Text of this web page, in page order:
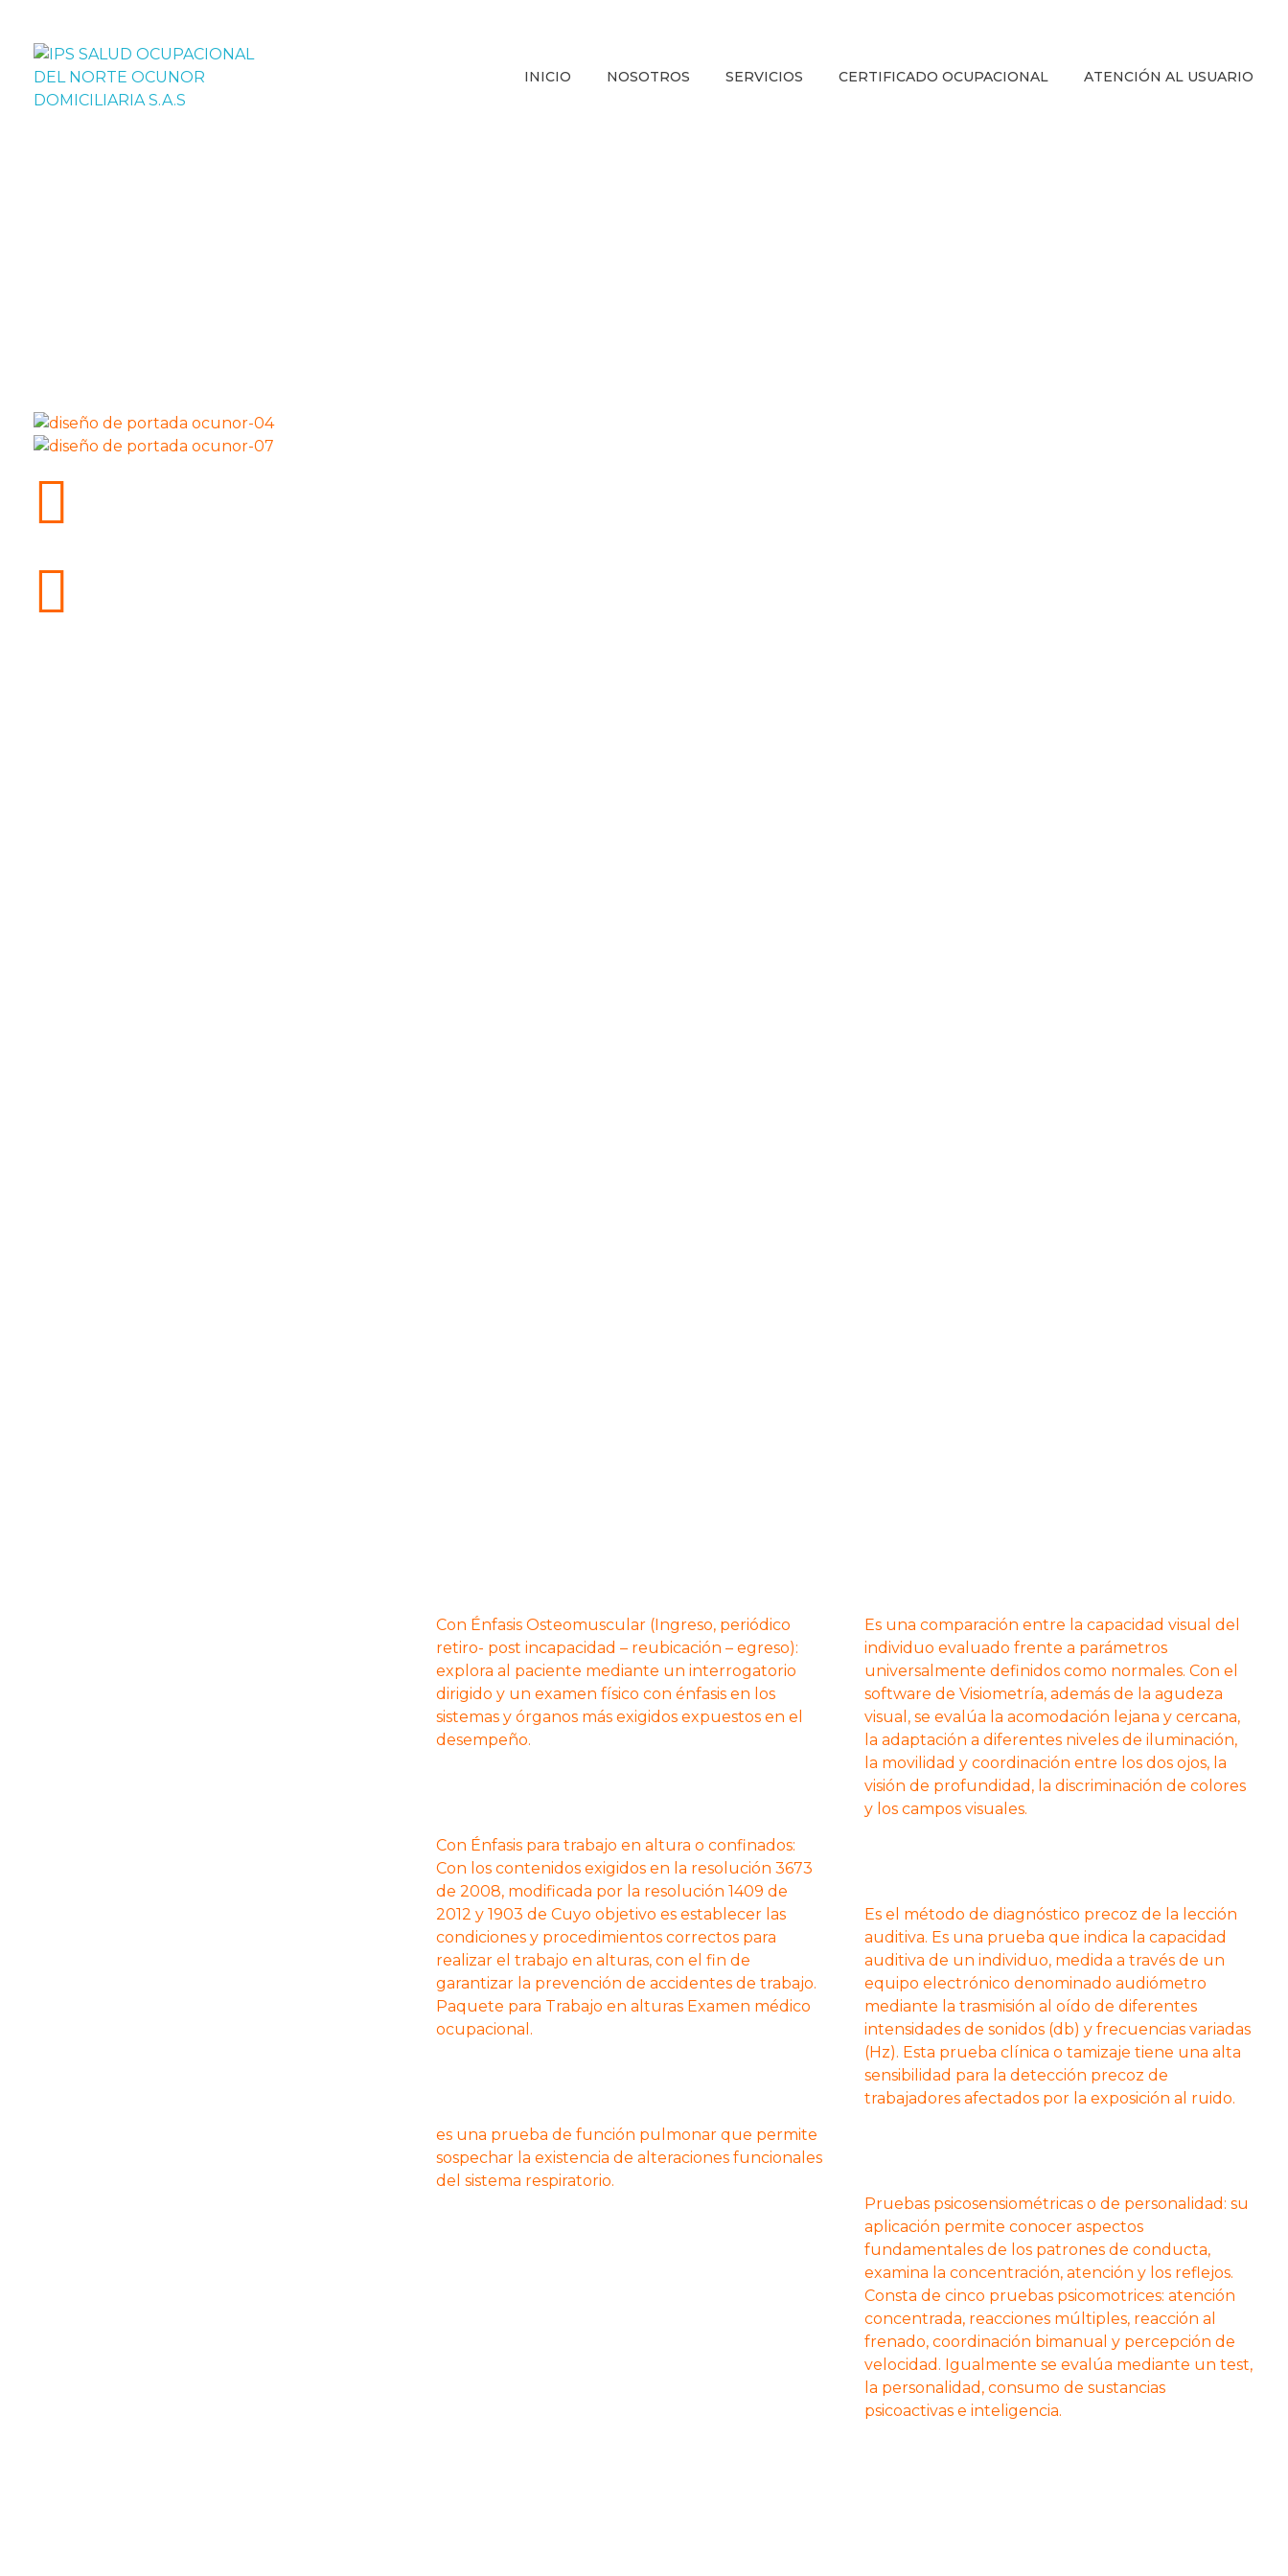
INICIO NOSOTROS SERVICIOS CERTIFICADO OCUPACIONAL ATENCIÓN AL USUARIO
Con Énfasis Osteomuscular (Ingreso, periódico
retiro- post incapacidad – reubicación – egreso):
explora al paciente mediante un interrogatorio
dirigido y un examen físico con énfasis en los
sistemas y órganos más exigidos expuestos en el
desempeño.
Con Énfasis para trabajo en altura o confinados:
Con los contenidos exigidos en la resolución 3673
de 2008, modificada por la resolución 1409 de
2012 y 1903 de Cuyo objetivo es establecer las
condiciones y procedimientos correctos para
realizar el trabajo en alturas, con el fin de
garantizar la prevención de accidentes de trabajo.
Paquete para Trabajo en alturas Examen médico
ocupacional.
es una prueba de función pulmonar que permite
sospechar la existencia de alteraciones funcionales
del sistema respiratorio.
Es una comparación entre la capacidad visual del
individuo evaluado frente a parámetros
universalmente definidos como normales. Con el
software de Visiometría, además de la agudeza
visual, se evalúa la acomodación lejana y cercana,
la adaptación a diferentes niveles de iluminación,
la movilidad y coordinación entre los dos ojos, la
visión de profundidad, la discriminación de colores
y los campos visuales.
Es el método de diagnóstico precoz de la lección
auditiva. Es una prueba que indica la capacidad
auditiva de un individuo, medida a través de un
equipo electrónico denominado audiómetro
mediante la trasmisión al oído de diferentes
intensidades de sonidos (db) y frecuencias variadas
(Hz). Esta prueba clínica o tamizaje tiene una alta
sensibilidad para la detección precoz de
trabajadores afectados por la exposición al ruido.
Pruebas psicosensiométricas o de personalidad: su
aplicación permite conocer aspectos
fundamentales de los patrones de conducta,
examina la concentración, atención y los reflejos.
Consta de cinco pruebas psicomotrices: atención
concentrada, reacciones múltiples, reacción al
frenado, coordinación bimanual y percepción de
velocidad. Igualmente se evalúa mediante un test,
la personalidad, consumo de sustancias
psicoactivas e inteligencia.